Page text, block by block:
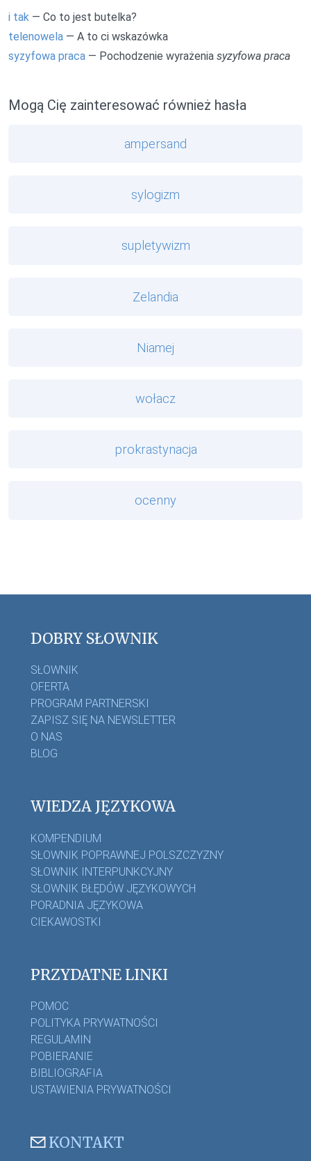
i tak — Co to jest butelka?
telenowela — A to ci wskazówka
syzyfowa praca — Pochodzenie wyrażenia syzyfowa praca
Mogą Cię zainteresować również hasła
ampersand
sylogizm
supletywizm
Zelandia
Niamej
wołacz
prokrastynacja
ocenny
DOBRY SŁOWNIK
SŁOWNIK
OFERTA
PROGRAM PARTNERSKI
ZAPISZ SIĘ NA NEWSLETTER
O NAS
BLOG
WIEDZA JĘZYKOWA
KOMPENDIUM
SŁOWNIK POPRAWNEJ POLSZCZYZNY
SŁOWNIK INTERPUNKCYJNY
SŁOWNIK BŁĘDÓW JĘZYKOWYCH
PORADNIA JĘZYKOWA
CIEKAWOSTKI
PRZYDATNE LINKI
POMOC
POLITYKA PRYWATNOŚCI
REGULAMIN
POBIERANIE
BIBLIOGRAFIA
USTAWIENIA PRYWATNOŚCI
KONTAKT